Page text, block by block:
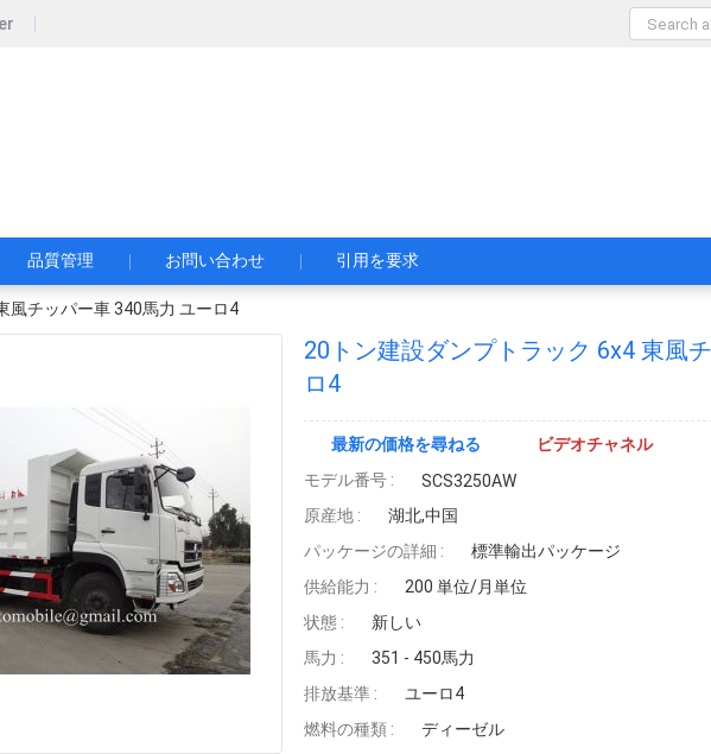
品質管理 お問い合わせ 引用を要求
風チッパー車 340馬力 ユーロ4
20トン建設ダンプトラック 6x4 東風
ロ4
最新の価格を尋ねる
ビデオチャネル
モデル番号 :
SCS3250AW
原産地 :
湖北,中国
パッケージの詳細 :
標準輸出パッケージ
供給能力 :
200 単位/月単位
状態 :
新しい
馬力 :
351 - 450馬力
排放基準 :
ユーロ4
燃料の種類 :
ディーゼル